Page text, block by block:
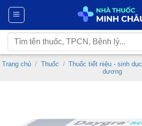
Chuyển
nội
dung
Tìm
kiếm:
Trang chủ / Thuốc / Thuốc tiết niệu - sinh dục
dương